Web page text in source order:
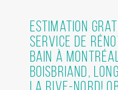
Estimation
service de
bain à
Boisbriand,
la Rive-Nord!